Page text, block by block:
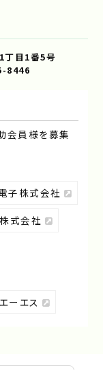
丁目1番5号
8446
会員様を募集
子株式会社
式会社
ーエス